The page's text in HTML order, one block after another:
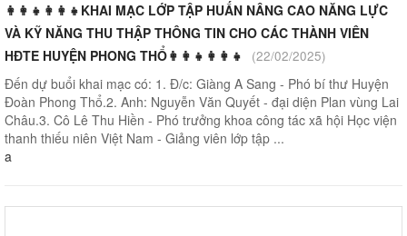
👩‍👩‍👧👩‍👩‍👧KHAI MẠC LỚP TẬP HUẤN NÂNG CAO NĂNG LỰC
VÀ KỸ NĂNG THU THẬP THÔNG TIN CHO CÁC THÀNH VIÊN
HĐTE HUYỆN PHONG THỔ👩‍👩‍👧👩‍👩‍👧
(22/02/2025)
Đến dự buổi khai mạc có: 1. Đ/c: Giàng A Sang - Phó bí thư Huyện
Đoàn Phong Thổ.2. Anh: Nguyễn Văn Quyết - đại diện Plan vùng Lai
Châu.3. Cô Lê Thu Hiền - Phó trưởng khoa công tác xã hội Học viện
thanh thiếu niên Việt Nam - Giảng viên lớp tập ...
a